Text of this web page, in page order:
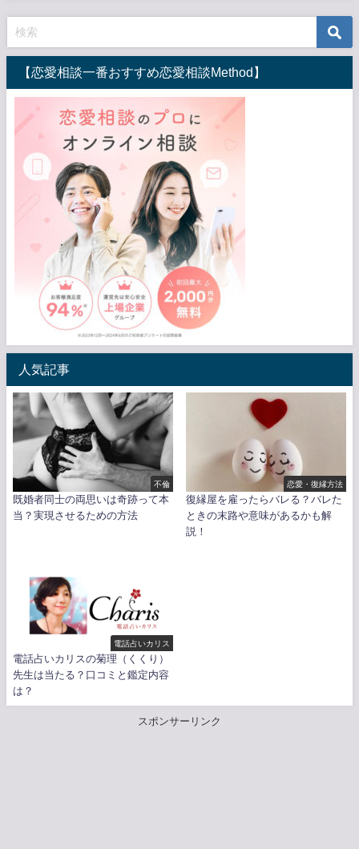
【恋愛相談一番おすすめ恋愛相談Method】
人気記事
不倫
既婚者同士の両思いは奇跡って本
当？実現させるための方法
恋愛・復縁方法
復縁屋を雇ったらバレる？バレた
ときの末路や意味があるかも解
説！
電話占いカリス
電話占いカリスの菊理（くくり）
先生は当たる？口コミと鑑定内容
は？
スポンサーリンク